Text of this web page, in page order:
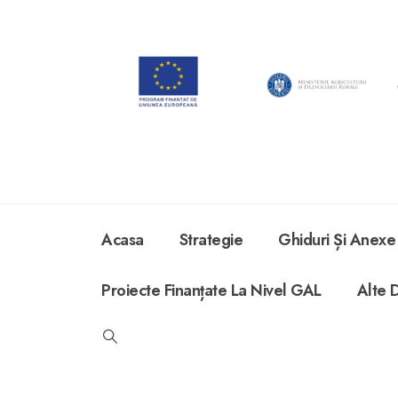
Acasa Strategie Ghiduri Și Anexe
Proiecte Finanțate La Nivel GAL Alte